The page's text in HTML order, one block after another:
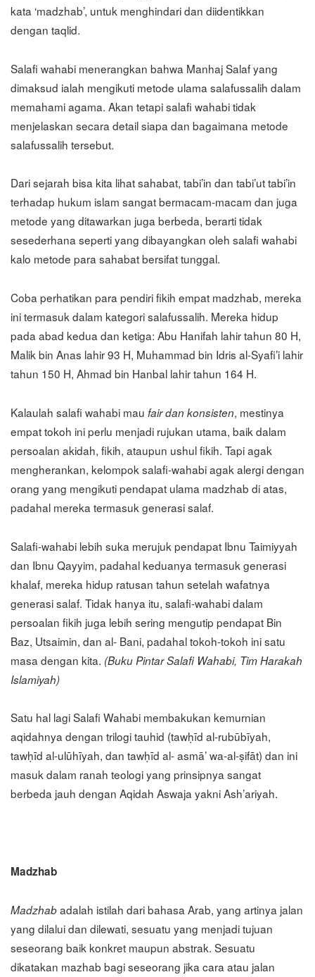
kata ‘madzhab’, untuk menghindari dan diidentikkan
dengan taqlid.
Salafi wahabi menerangkan bahwa Manhaj Salaf yang
dimaksud ialah mengikuti metode ulama salafussalih dalam
memahami agama. Akan tetapi salafi wahabi tidak
menjelaskan secara detail siapa dan bagaimana metode
salafussalih tersebut.
Dari sejarah bisa kita lihat sahabat, tabi’in dan tabi’ut tabi’in
terhadap hukum islam sangat bermacam-macam dan juga
metode yang ditawarkan juga berbeda, berarti tidak
sesederhana seperti yang dibayangkan oleh salafi wahabi
kalo metode para sahabat bersifat tunggal.
Coba perhatikan para pendiri fikih empat madzhab, mereka
ini termasuk dalam kategori salafussalih. Mereka hidup
pada abad kedua dan ketiga: Abu Hanifah lahir tahun 80 H,
Malik bin Anas lahir 93 H, Muhammad bin Idris al-Syafi’i lahir
tahun 150 H, Ahmad bin Hanbal lahir tahun 164 H.
Kalaulah salafi wahabi mau fair dan konsisten, mestinya
empat tokoh ini perlu menjadi rujukan utama, baik dalam
persoalan akidah, fikih, ataupun ushul fikih. Tapi agak
mengherankan, kelompok salafi-wahabi agak alergi dengan
orang yang mengikuti pendapat ulama madzhab di atas,
padahal mereka termasuk generasi salaf.
Salafi-wahabi lebih suka merujuk pendapat Ibnu Taimiyyah
dan Ibnu Qayyim, padahal keduanya termasuk generasi
khalaf, mereka hidup ratusan tahun setelah wafatnya
generasi salaf. Tidak hanya itu, salafi-wahabi dalam
persoalan fikih juga lebih sering mengutip pendapat Bin
Baz, Utsaimin, dan al- Bani, padahal tokoh-tokoh ini satu
masa dengan kita. (Buku Pintar Salafi Wahabi, Tim Harakah
Islamiyah)
Satu hal lagi Salafi Wahabi membakukan kemurnian
aqidahnya dengan trilogi tauhid (tawḥīd al-rubūbīyah,
tawḥīd al-ulūhīyah, dan tawḥīd al- asmā’ wa-al-ṣifāt) dan ini
masuk dalam ranah teologi yang prinsipnya sangat
berbeda jauh dengan Aqidah Aswaja yakni Ash’ariyah.
Madzhab
Madzhabadalah istilah dari bahasa Arab, yang artinya jalan
yang dilalui dan dilewati, sesuatu yang menjadi tujuan
seseorang baik konkret maupun abstrak. Sesuatu
dikatakan mazhab bagi seseorang jika cara atau jalan